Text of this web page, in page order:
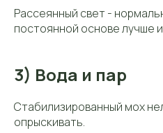
Рассеянный свет -
постоянной основе лучше
3) Вода и пар
Стабилизированный мох
опрыскивать.